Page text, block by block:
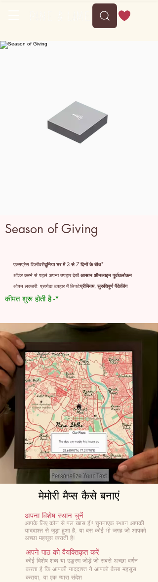
Season of Giving
एक्सप्रेस डिलीवरीदुनिया भर में 3 से 7 दिनों के बीच*
ऑर्डर करने से पहले अपना उपहार देखें:आसान ऑनलाइन पूर्वावलोकन
ओपन लक्जरी: प्रत्येक उपहार में लिपटेप्रीमियम, सुरुचिपूर्ण पैकेजिंग
कीमत शुरू होती है -*
मेमोरी मैप्स कैसे बनाएं
अपना विशेष स्थान चुनें
आपके लिए कौन से पल खास हैं? चुननाएक स्थान आपकी
याददाश्त से जुड़ा हुआ है, या बस कोई भी जगह जो आपको
अच्छा महसूस कराती है!
अपने पाठ को वैयक्तिकृत करें
कोई विशेष शब्द या उद्धरण जोड़ें जो सबसे अच्छा वर्णन
करता है कि आपकी याददाश्त ने आपको कैसा महसूस
कराया, या एक प्यारा संदेश